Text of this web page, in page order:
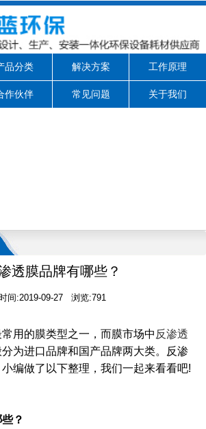
品分类 解决方案 工作原理
作伙伴 常见问题 关于我们
透膜品牌有哪些？
时间:2019-09-27 浏览:791
用的膜类型之一，而膜市场中 反渗透
为进口品牌和国产品牌两大类。反渗
编做了以下整理，我们一起来看看吧!
？